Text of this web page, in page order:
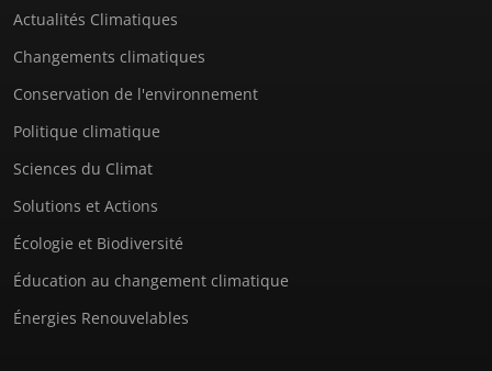
Actualités Climatiques
Changements climatiques
Conservation de l'environnement
Politique climatique
Sciences du Climat
Solutions et Actions
Écologie et Biodiversité
Éducation au changement climatique
Énergies Renouvelables